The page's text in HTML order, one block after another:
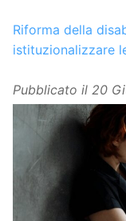
Riforma della
istituzionalizzare
Pubblicato il 20